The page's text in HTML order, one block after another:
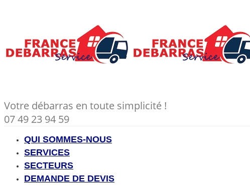
Votre débarras en toute simplicité !
07 49 23 94 59
QUI SOMMES-NOUS
SERVICES
SECTEURS
DEMANDE DE DEVIS